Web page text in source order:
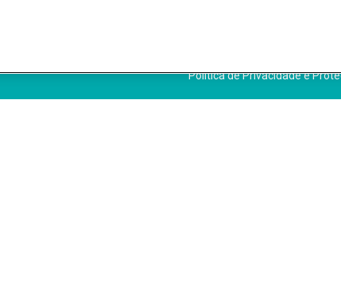
Copyright ® 2026 -
Política de Privacidade e